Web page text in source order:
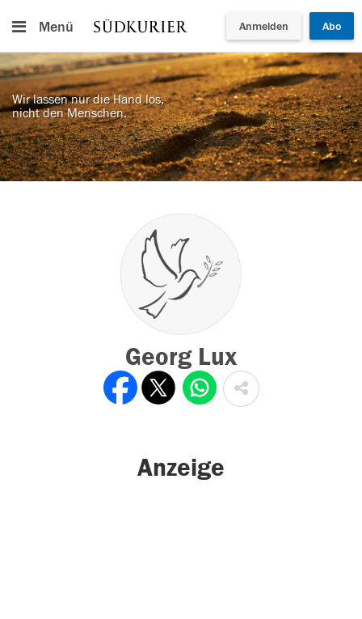
Menü Anmelden Abo
Wir lassen nur die Hand los,
nicht den Menschen.
Georg Lux
Anzeige